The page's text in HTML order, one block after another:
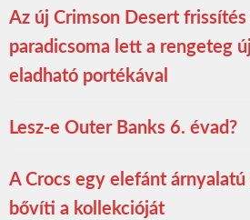
Az új Crimson Desert
paradicsoma lett a rengeteg
eladható portékával
Lesz-e Outer Banks 6. évad?
A Crocs egy elefánt árnyalatú
bővíti a kollekcióját